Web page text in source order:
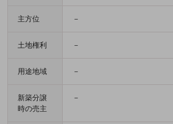
主方位 －
土地権利 －
用途地域 －
新築分譲
時の売主
－